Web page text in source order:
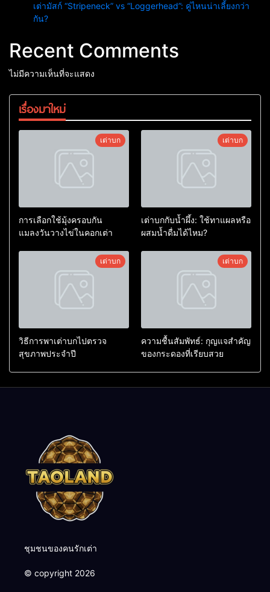
เต่ามัสก์ “Stripeneck” vs “Loggerhead”: คู่ไหนน่าเลี้ยงกว่า
กัน?
Recent Comments
ไม่มีความเห็นที่จะแสดง
เรื่องมาใหม่
เต่าบก
การเลือกใช้มุ้งครอบกัน
แมลงวันวางไข่ในคอกเต่า
เต่าบก
เต่าบกกับน้ำผึ้ง: ใช้ทาแผลหรือ
ผสมน้ำดื่มได้ไหม?
เต่าบก
วิธีการพาเต่าบกไปตรวจ
สุขภาพประจำปี
เต่าบก
ความชื้นสัมพัทธ์: กุญแจสำคัญ
ของกระดองที่เรียบสวย
ชุมชนของคนรักเต่า
© copyright 2026